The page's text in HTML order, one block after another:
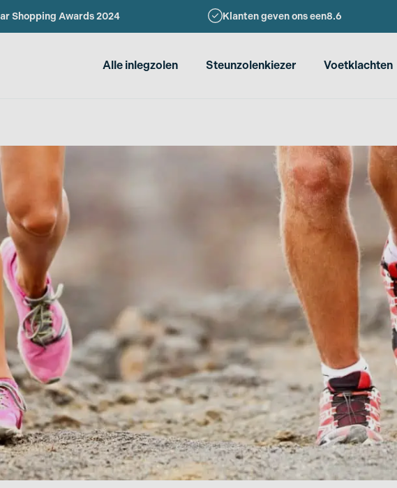
Shopping Awards 2024 Klanten geven ons een8.6
Alle inlegzolen Steunzolenkiezer Voetklachten